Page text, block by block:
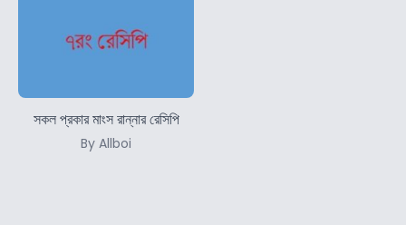
সকল প্রকার মাংস রান্নার রেসিপি
By Allboi